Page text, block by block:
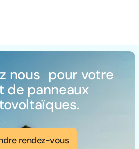
nous pour votre
de panneaux
rendez-vous